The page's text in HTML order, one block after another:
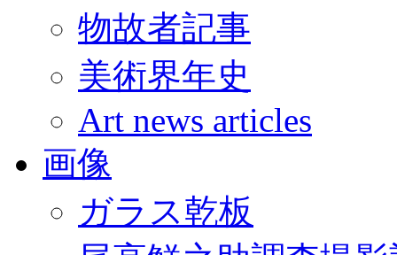
物故者記事
美術界年史
Art news articles
画像
ガラス乾板